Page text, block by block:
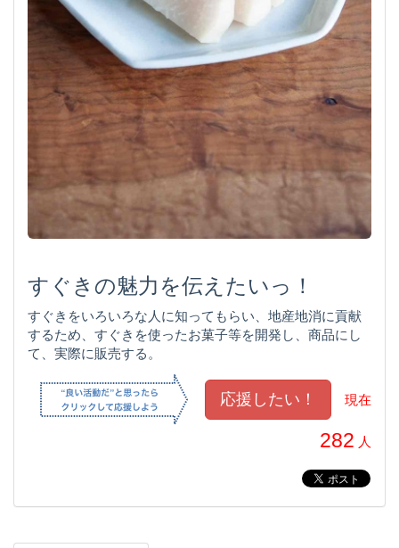
すぐきの魅力を伝えたいっ！
すぐきをいろいろな人に知ってもらい、地産地消に貢献
するため、すぐきを使ったお菓子等を開発し、商品にし
て、実際に販売する。
現在
282 人